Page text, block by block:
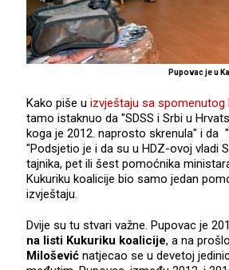
Pupovac je u
Kako piše u izvještaju sa spomenutog
tamo istaknuo da "SDSS i Srbi u
koga je 2012. naprosto skrenula" i da
"Podsjetio je i da su u HDZ-ovoj vladi
tajnika, pet ili šest pomoćnika
Kukuriku koalicije bio samo jedan
izvještaju.
Dvije su tu stvari važne. Pupovac je
na listi Kukuriku koalicije, a na
Milošević natjecao se u devetoj